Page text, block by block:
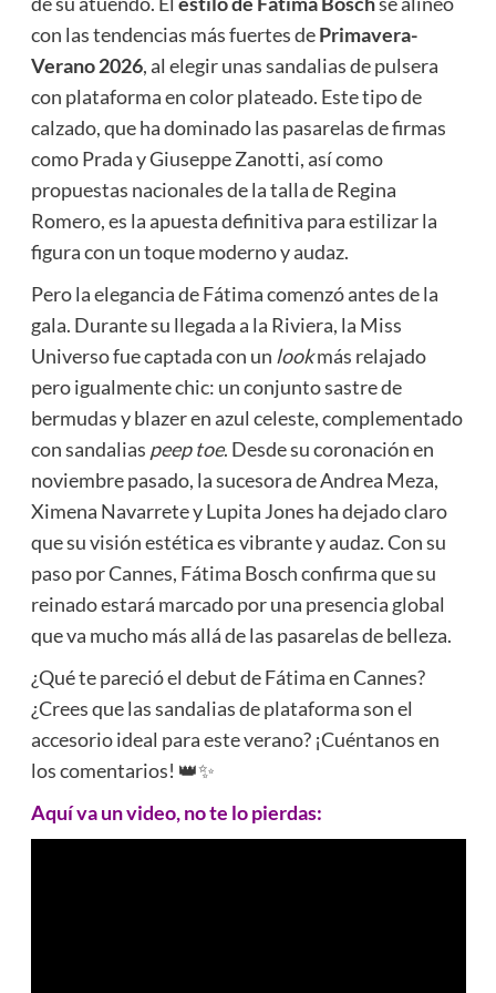
con las tendencias más fuertes dePrimavera-
Verano 2026, al elegir unas sandalias de pulsera
con plataforma en color plateado. Este tipo de
calzado, que ha dominado las pasarelas de firmas
como Prada y Giuseppe Zanotti, así como
propuestas nacionales de la talla de Regina
Romero, es la apuesta definitiva para estilizar la
figura con un toque moderno y audaz.
Pero la elegancia de Fátima comenzó antes de la
gala. Durante su llegada a la Riviera, la Miss
Universo fue captada con un lookmás relajado
pero igualmente chic: un conjunto sastre de
bermudas y blazer en azul celeste, complementado
con sandalias peep toe. Desde su coronación en
noviembre pasado, la sucesora de Andrea Meza,
Ximena Navarrete y Lupita Jones ha dejado claro
que su visión estética es vibrante y audaz. Con su
paso por Cannes, Fátima Bosch confirma que su
reinado estará marcado por una presencia global
que va mucho más allá de las pasarelas de belleza.
¿Qué te pareció el debut de Fátima en Cannes?
¿Crees que las sandalias de plataforma son el
accesorio ideal para este verano? ¡Cuéntanos en
los comentarios! 👑✨
Aquí va un video, no te lo pierdas: